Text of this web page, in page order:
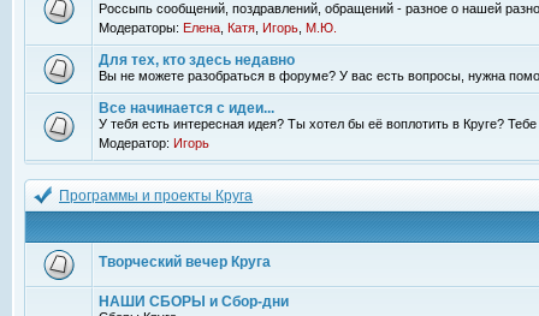
Россыпь сообщений, поздравлений, обращений - разное о нашей
Модераторы: Елена Катя Игорь М.Ю.
Для тех, кто здесь недавно
Вы не можете разобраться в форуме? У вас есть вопросы, нужна
Все начинается с идеи...
У тебя есть интересная идея? Ты хотел бы её воплотить в Круге?
Модератор: Игорь
Программы и проекты Круга
Творческий вечер Круга
НАШИ СБОРЫ и Сбор-дни